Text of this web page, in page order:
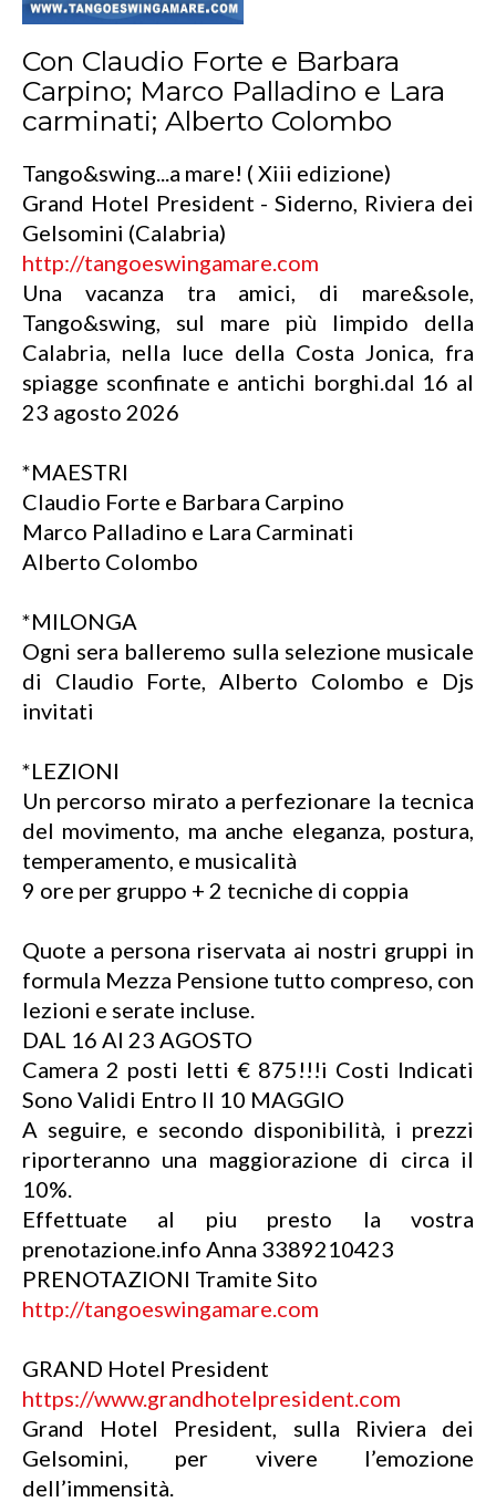
Con Claudio Forte e Barbara
Carpino; Marco Palladino e Lara
carminati; Alberto Colombo
Tango&swing...a mare! ( Xiii edizione)
Grand Hotel President - Siderno, Riviera dei
Gelsomini (Calabria)
http://tangoeswingamare.com
Una vacanza tra amici, di mare&sole,
Tango&swing, sul mare più limpido della
Calabria, nella luce della Costa Jonica, fra
spiagge sconfinate e antichi borghi.dal 16 al
23 agosto 2026
*MAESTRI
Claudio Forte e Barbara Carpino
Marco Palladino e Lara Carminati
Alberto Colombo
*MILONGA
Ogni sera balleremo sulla selezione musicale
di Claudio Forte, Alberto Colombo e Djs
invitati
*LEZIONI
Un percorso mirato a perfezionare la tecnica
del movimento, ma anche eleganza, postura,
temperamento, e musicalità
9 ore per gruppo + 2 tecniche di coppia
Quote a persona riservata ai nostri gruppi in
formula Mezza Pensione tutto compreso, con
lezioni e serate incluse.
DAL 16 Al 23 AGOSTO
Camera 2 posti letti € 875!!!i Costi Indicati
Sono Validi Entro Il 10 MAGGIO
A seguire, e secondo disponibilità, i prezzi
riporteranno una maggiorazione di circa il
10%.
Effettuate al piu presto la vostra
prenotazione.info Anna 3389210423
PRENOTAZIONI Tramite Sito
http://tangoeswingamare.com
GRAND Hotel President
https://www.grandhotelpresident.com
Grand Hotel President, sulla Riviera dei
Gelsomini, per vivere l’emozione
dell’immensità.